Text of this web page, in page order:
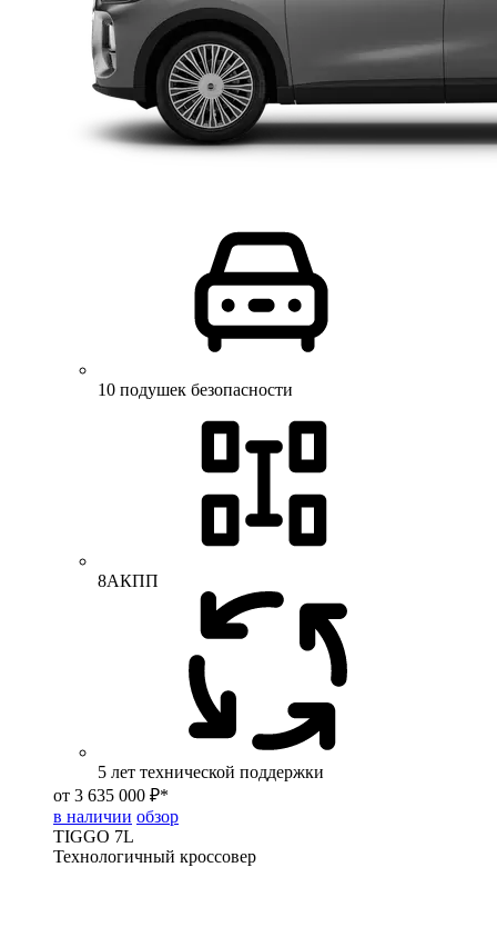
10 подушек безопасности
8АКПП
5 лет технической поддержки
от 3 635 000 ₽*
в наличии обзор
TIGGO 7L
Технологичный кроссовер